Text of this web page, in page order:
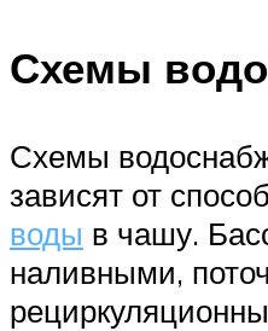
Схемы
Схемы
зависят от
воды в чашу.
наливными,